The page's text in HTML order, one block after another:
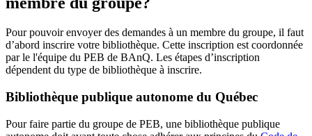
Pour pouvoir envoyer des demandes à un membre du groupe, il faut
d’abord inscrire votre bibliothèque. Cette inscription est coordonnée
par le l'équipe du PEB de BAnQ. Les étapes d’inscription
dépendent du type de bibliothèque à inscrire.
Bibliothèque publique autonome du Québec
Pour faire partie du groupe de PEB, une bibliothèque publique